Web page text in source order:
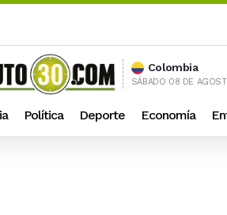
Colombia
SÁBADO 08 DE
Política Deporte Economía